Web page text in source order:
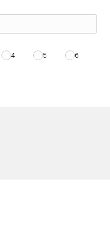
4 5 6